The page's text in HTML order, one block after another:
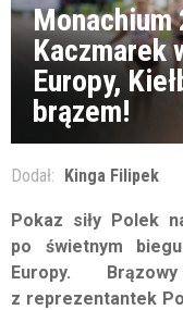
Monachium
Kaczmarek
Europy,
brązem!
Dodał: Kinga Filipek
Pokaz siły Polek
po świetnym
Europy.
z reprezentantek